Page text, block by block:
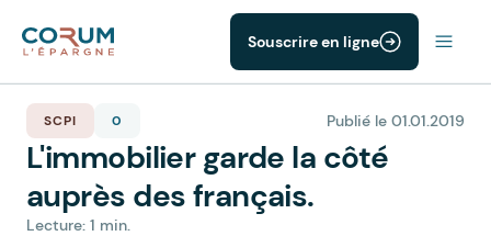
Souscrire en ligne
SCPI 0 Publié le 01.01.2019
L'immobilier garde la côté
auprès des français.
Lecture: 1 min.